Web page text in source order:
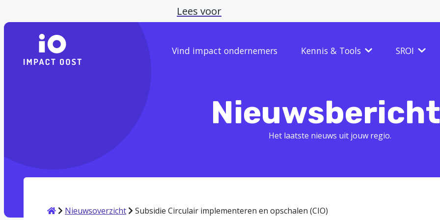
Lees voor
Vind impact ondernemers Kennis & Tools SROI
Het laatste nieuws uit jouw regio.
HomeNieuwsoverzicht Subsidie Circulair implementeren en opschalen (CIO)